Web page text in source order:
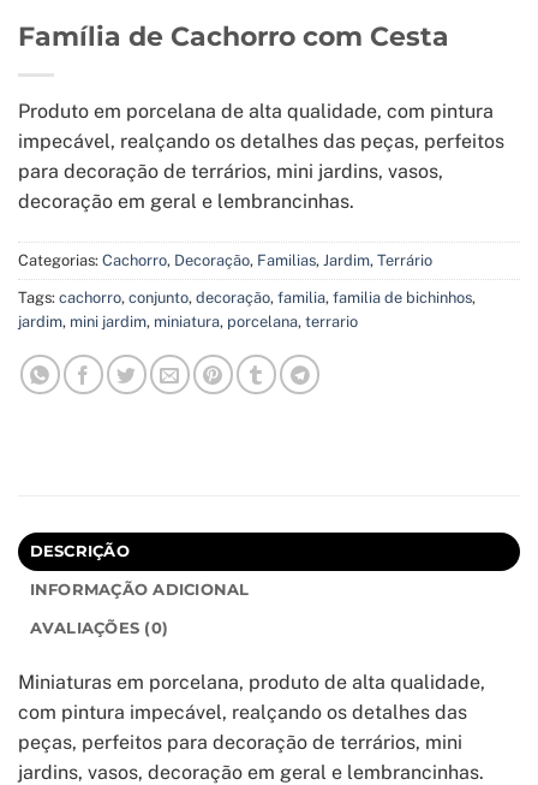
Família de Cachorro com Cesta
Produto em porcelana de alta qualidade, com pintura
impecável, realçando os detalhes das peças, perfeitos
para decoração de terrários, mini jardins, vasos,
decoração em geral e lembrancinhas.
Categorias: Cachorro, Decoração, Familias, Jardim, Terrário
Tags: cachorro, conjunto, decoração, familia, familia de bichinhos,
jardim, mini jardim, miniatura, porcelana, terrario
DESCRIÇÃO
INFORMAÇÃO ADICIONAL
AVALIAÇÕES (0)
Miniaturas em porcelana, produto de alta qualidade,
com pintura impecável, realçando os detalhes das
peças, perfeitos para decoração de terrários, mini
jardins, vasos, decoração em geral e lembrancinhas.